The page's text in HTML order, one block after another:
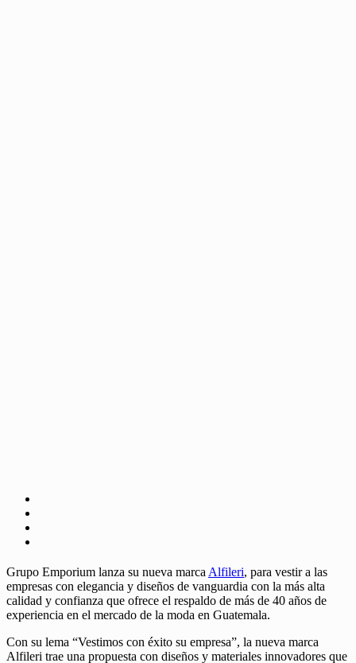
Grupo Emporium lanza su nueva marca Alfileri, para vestir a las
empresas con elegancia y diseños de vanguardia con la más alta
calidad y confianza que ofrece el respaldo de más de 40 años de
experiencia en el mercado de la moda en Guatemala.
Con su lema “Vestimos con éxito su empresa”, la nueva marca
Alfileri trae una propuesta con diseños y materiales innovadores que